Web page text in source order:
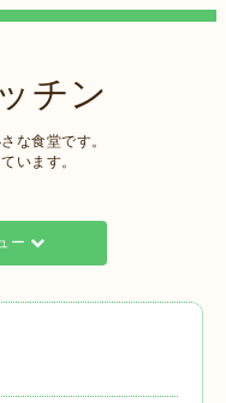
チン
な食堂です。
います。
ー